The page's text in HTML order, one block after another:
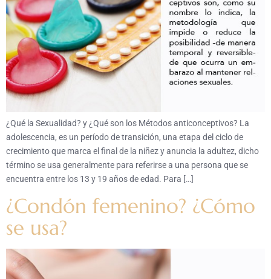
¿Qué la Sexualidad? y ¿Qué son los Métodos anticonceptivos? La
adolescencia, es un período de transición, una etapa del ciclo de
crecimiento que marca el final de la niñez y anuncia la adultez, dicho
término se usa generalmente para referirse a una persona que se
encuentra entre los 13 y 19 años de edad. Para […]
¿Condón femenino? ¿Cómo
se usa?